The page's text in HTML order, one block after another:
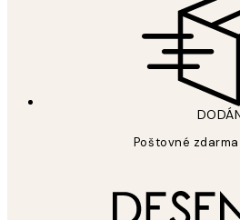
Poštovné zdarma